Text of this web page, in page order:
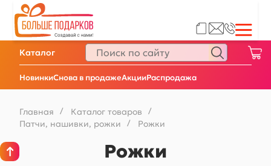
НовинкиСнова в продажеАкцииРаспродажа
Каталог
Главная / Каталог товаров /
Патчи, нашивки, рожки / Рожки
Рожки